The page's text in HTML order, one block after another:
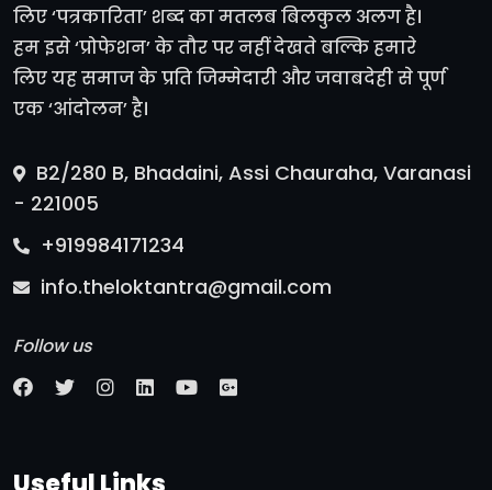
लिए ‘पत्रकारिता’ शब्द का मतलब बिलकुल अलग है।
हम इसे ‘प्रोफेशन’ के तौर पर नहीं देखते बल्कि हमारे
लिए यह समाज के प्रति जिम्मेदारी और जवाबदेही से पूर्ण
एक ‘आंदोलन’ है।
B2/280 B, Bhadaini, Assi Chauraha, Varanasi
- 221005
+919984171234
info.theloktantra@gmail.com
Follow us